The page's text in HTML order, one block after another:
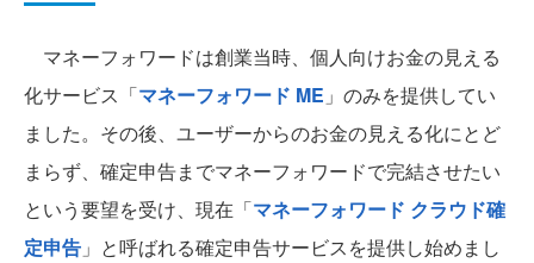
マネーフォワードは創業当時、個人向けお金の見える
化サービス「マネーフォワード ME 」のみを提供してい
ました。その後、ユーザーからのお金の見える化にとど
まらず、確定申告までマネーフォワードで完結させたい
という要望を受け、現在「マネーフォワード クラウド確
定申告 」と呼ばれる確定申告サービスを提供し始めまし